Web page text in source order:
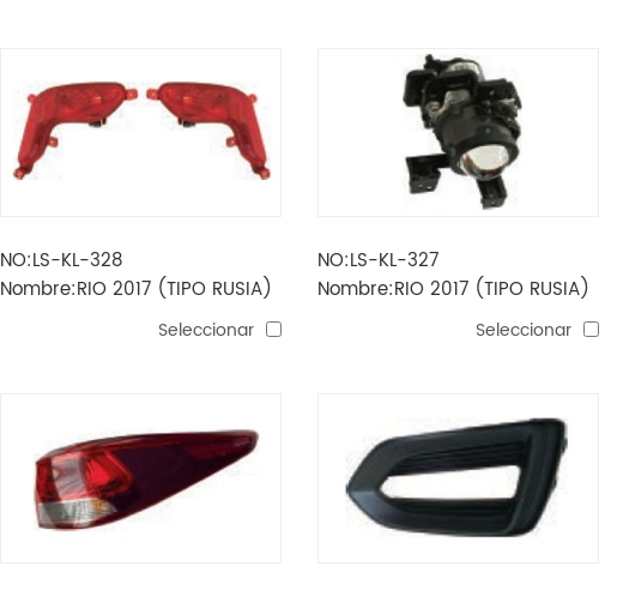
NO:LS-KL-328
Nombre:RIO 2017 (TIPO RUSIA)
Luz antiniebla traseraSeleccionar
NO:LS-KL-327
Nombre:RIO 2017 (TIPO RUSIA)
Seleccionar